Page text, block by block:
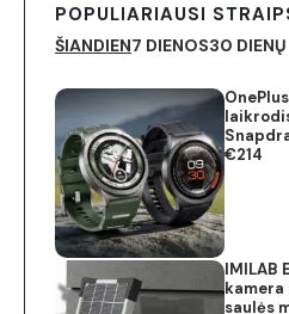
POPULIARIAUSI
ŠIANDIEN7 DIENOS30 DIENŲ
€214
IMILAB
kamera
saulės